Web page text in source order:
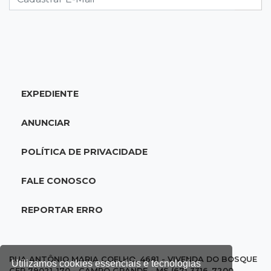
Utilizamos cookies essenciais e tecnologias
07:52A um clique
como o vício tomou conta da vida
Com só 1,3% do crédito de inovação da Finep,
famílias
EXPEDIENTE
ANUNCIAR
POLÍTICA DE PRIVACIDADE
FALE CONOSCO
REPORTAR ERRO
RUA ANTÔNIO MARIA COELHO, 4681 - VIVENDA DO BOSQUE